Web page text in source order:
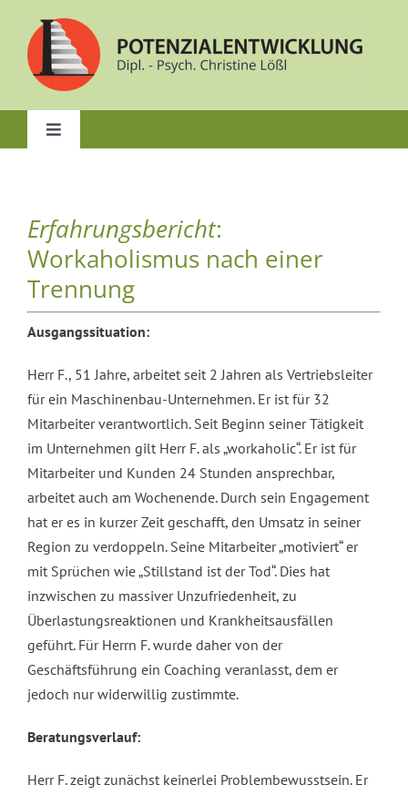
springen
Toggle
Über mich
Beratung & Coaching
Personalentwicklung
Kontakt
Erfahrungsbericht:
Workaholismus nach einer
Trennung
Ausgangssituation:
Herr F., 51 Jahre, arbeitet seit 2 Jahren als Vertriebsleiter
für ein Maschinenbau-Unternehmen. Er ist für 32
Mitarbeiter verantwortlich. Seit Beginn seiner Tätigkeit
im Unternehmen gilt Herr F. als „workaholic“. Er ist für
Mitarbeiter und Kunden 24 Stunden ansprechbar,
arbeitet auch am Wochenende. Durch sein Engagement
hat er es in kurzer Zeit geschafft, den Umsatz in seiner
Region zu verdoppeln. Seine Mitarbeiter „motiviert“ er
mit Sprüchen wie „Stillstand ist der Tod“. Dies hat
inzwischen zu massiver Unzufriedenheit, zu
Überlastungsreaktionen und Krankheitsausfällen
geführt. Für Herrn F. wurde daher von der
Geschäftsführung ein Coaching veranlasst, dem er
jedoch nur widerwillig zustimmte.
Beratungsverlauf:
Herr F. zeigt zunächst keinerlei Problembewusstsein. Er